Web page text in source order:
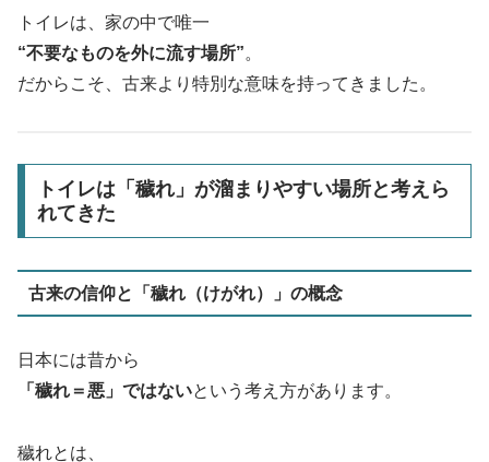
トイレは、家の中で唯一
“不要なものを外に流す場所”。
だからこそ、古来より特別な意味を持ってきました。
トイレは「穢れ」が溜まりやすい場所と考えら
れてきた
古来の信仰と「穢れ（けがれ）」の概念
日本には昔から
「穢れ＝悪」ではないという考え方があります。
穢れとは、